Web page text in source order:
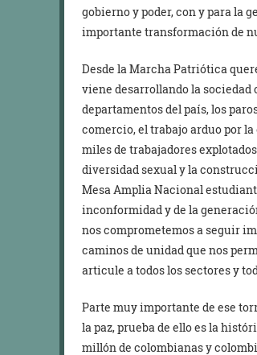
gobierno y poder, con y para la
importante transformación de
Desde la Marcha Patriótica
viene desarrollando la
departamentos del país, los
comercio, el trabajo arduo por
miles de trabajadores
diversidad sexual y la
Mesa Amplia Nacional
inconformidad y de la
nos comprometemos a seguir
caminos de unidad que nos
articule a todos los sectores y
Parte muy importante de ese
la paz, prueba de ello es la
millón de colombianas y